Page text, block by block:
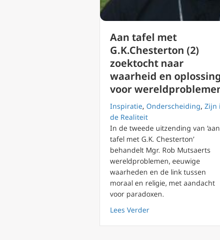
Aan tafel met
G.K.Chesterton (2)
zoektocht naar
waarheid en oplossing
voor
Inspiratie, Onderscheiding, Zijn
de Realiteit
In de tweede uitzending van ‘aan
tafel met G.K. Chesterton’
behandelt Mgr. Rob Mutsaerts
wereldproblemen, eeuwige
waarheden en de link tussen
moraal en religie, met aandacht
voor paradoxen.
Lees Verderabout Aan tafel met